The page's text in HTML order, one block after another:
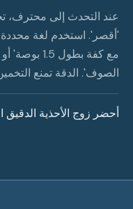
عند التحدث إلى محترف،
'أقصر'. استخدم لغة
مع كفة
الصوف'. الدقة تمنع
أحضر زوج الأحذية الدقيق